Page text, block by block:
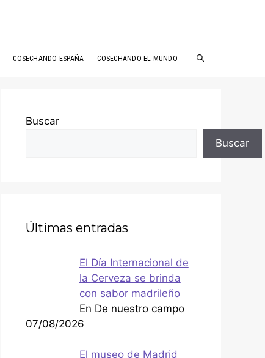
COSECHANDO ESPAÑA COSECHANDO EL MUNDO
Buscar
Buscar
Últimas entradas
El Día Internacional de
la Cerveza se brinda
con sabor madrileño
En De nuestro campo
07/08/2026
El museo de Madrid